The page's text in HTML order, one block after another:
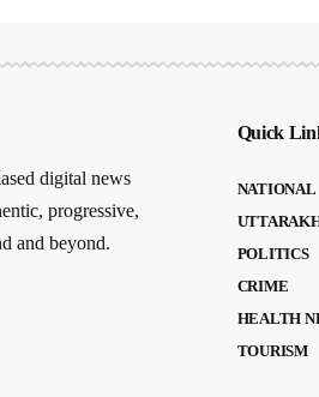
digital news
progressive,
and beyond.
Quick
NATIONAL
POLITICS
CRIME
HEALTH
TOURISM